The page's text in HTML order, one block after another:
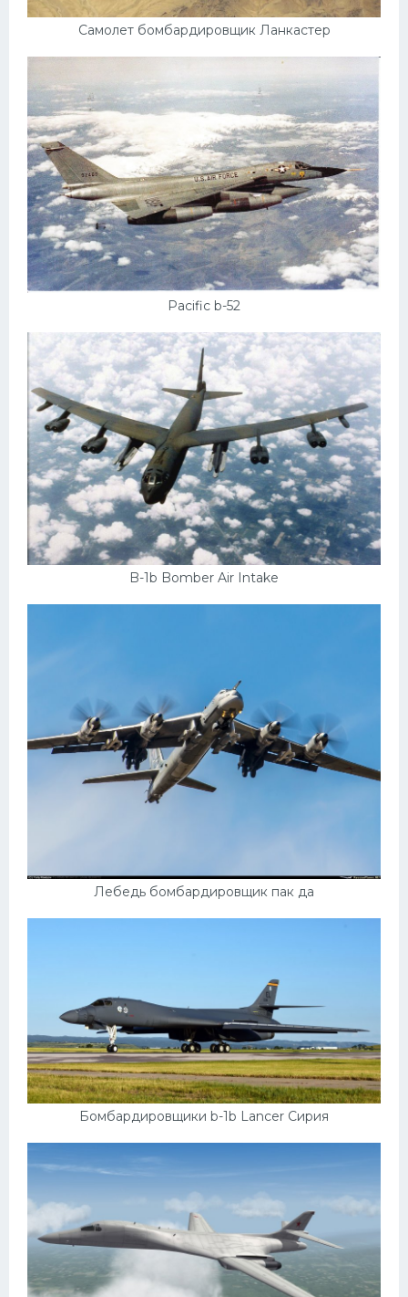
Самолет бомбардировщик Ланкастер
Pacific b-52
B-1b Bomber Air Intake
Лебедь бомбардировщик пак да
Бомбардировщики b-1b Lancer Сирия